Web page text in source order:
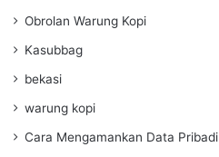
Obrolan Warung Kopi
Kasubbag
bekasi
warung kopi
Cara Mengamankan Data Pribadi